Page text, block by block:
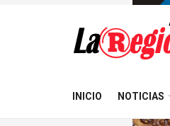
INICIO NOTICIAS